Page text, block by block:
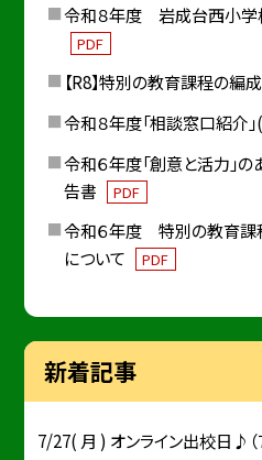
令和８年度 岩成台西小学
PDF
【R8】特別の教育課程の編
令和８年度「相談窓口紹介
令和６年度「創意と活力」
告書
PDF
令和６年度 特別の教育課
について
PDF
新着記事
7/27( 月 ) オンライン出校日♪（